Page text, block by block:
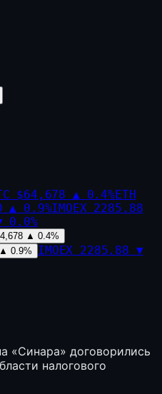
$64,678 ▲ 0.4%ETH
▲ 0.9%IMOEX 2285.88
0.0%
▲ 0.4%
▲ 0.9% IMOEX 2285.88 ▼
«Синара» договорились
налогового